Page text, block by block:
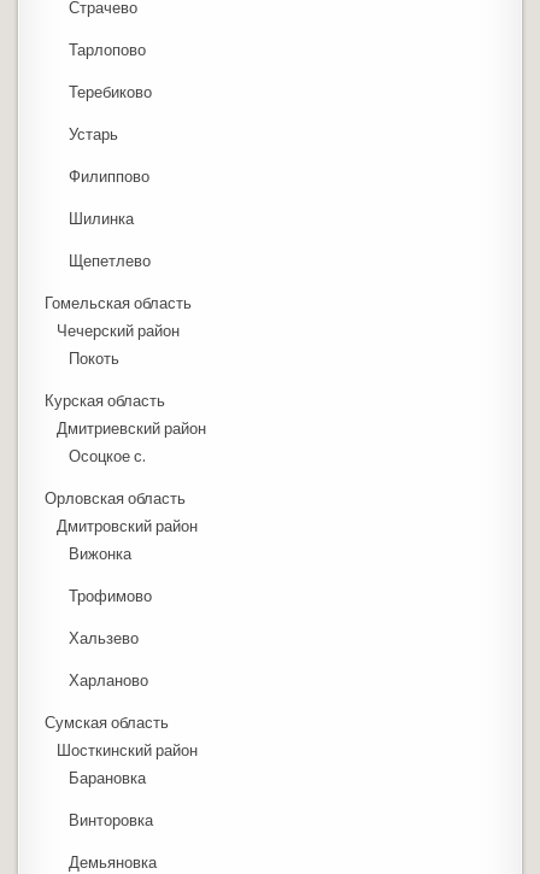
Страчево
Тарлопово
Теребиково
Устарь
Филиппово
Шилинка
Щепетлево
Гомельская область
Чечерский район
Покоть
Курская область
Дмитриевский район
Осоцкое с.
Орловская область
Дмитровский район
Вижонка
Трофимово
Хальзево
Харланово
Сумская область
Шосткинский район
Барановка
Винторовка
Демьяновка